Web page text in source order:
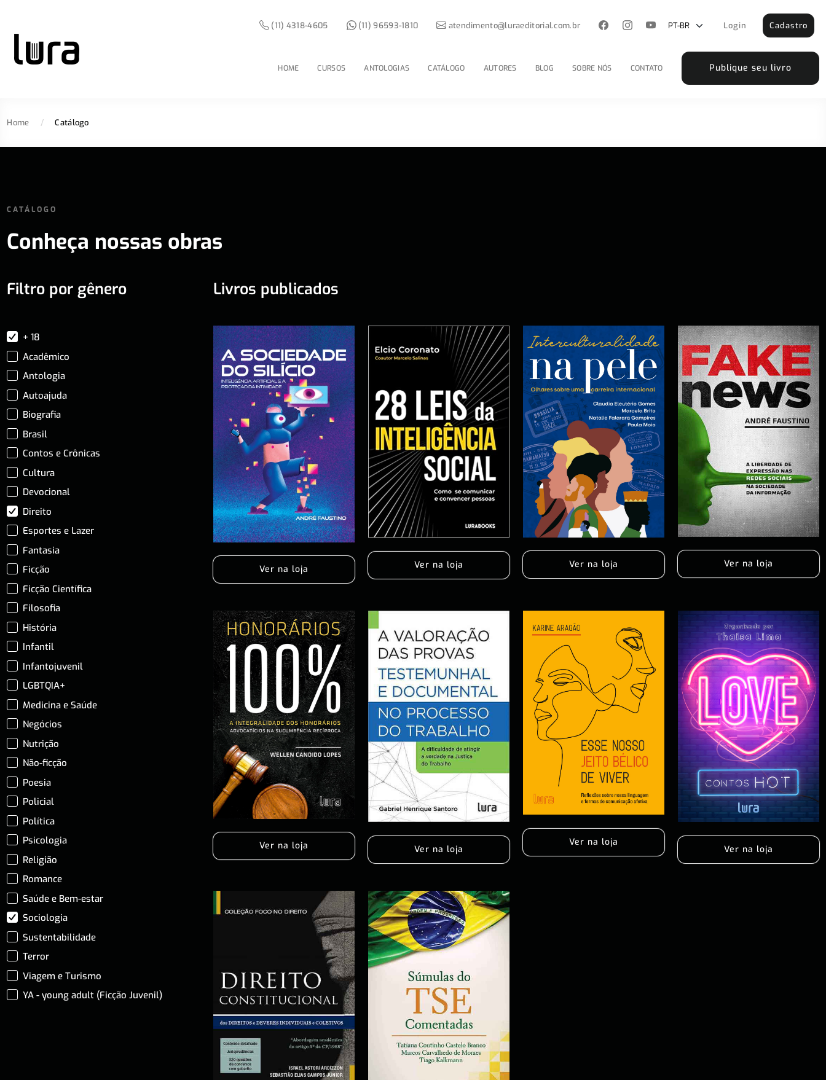
HOME CURSOS ANTOLOGIAS CATÁLOGO AUTORES BLOG SOBRE NÓS CONTATO Publique seu livro
(11) 4318-4605 (11) 96593-1810 atendimento@luraeditorial.com.br Login Cadastro
Home / Catálogo
CATÁLOGO
Conheça nossas obras
Filtro por gênero
+ 18
Acadêmico
Antologia
Autoajuda
Biografia
Brasil
Contos e Crônicas
Cultura
Devocional
Direito
Esportes e Lazer
Fantasia
Ficção
Ficção Científica
Filosofia
História
Infantil
Infantojuvenil
LGBTQIA+
Medicina e Saúde
Negócios
Nutrição
Não-ficção
Poesia
Policial
Política
Psicologia
Religião
Romance
Saúde e Bem-estar
Sociologia
Sustentabilidade
Terror
Viagem e Turismo
YA - young adult (Ficção Juvenil)
Livros publicados
Ver na loja Ver na loja Ver na loja Ver na loja
Ver na loja Ver na loja
Ver na loja
Ver na loja